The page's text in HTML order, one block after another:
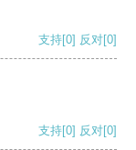
支持[0] 反对[0]
支持[0] 反对[0]